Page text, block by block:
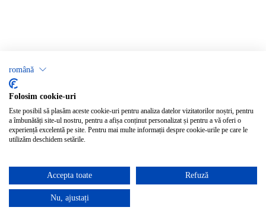
română
Folosim cookie-uri
Este posibil să plasăm aceste cookie-uri pentru analiza datelor vizitatorilor noștri, pentru
a îmbunătăți site-ul nostru, pentru a afișa conținut personalizat și pentru a vă oferi o
experiență excelentă pe site. Pentru mai multe informații despre cookie-urile pe care le
utilizăm deschidem setările.
Accepta toate Refuză
Nu, ajustați